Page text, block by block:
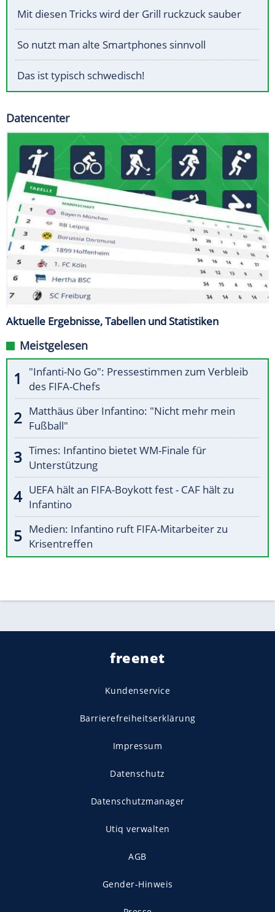
Mit diesen Tricks wird der Grill ruckzuck sauber
So nutzt man alte Smartphones sinnvoll
Das ist typisch schwedisch!
Datencenter
Aktuelle Ergebnisse, Tabellen und Statistiken
Meistgelesen
"Infanti-No Go": Pressestimmen zum Verbleib
des FIFA-Chefs
Matthäus über Infantino: "Nicht mehr mein
Fußball"
Times: Infantino bietet WM-Finale für
Unterstützung
UEFA hält an FIFA-Boykott fest - CAF hält zu
Infantino
Medien: Infantino ruft FIFA-Mitarbeiter zu
Krisentreffen
freenet
Kundenservice
Barrierefreiheitserklärung
Impressum
Datenschutz
Datenschutzmanager
Utiq verwalten
AGB
Gender-Hinweis